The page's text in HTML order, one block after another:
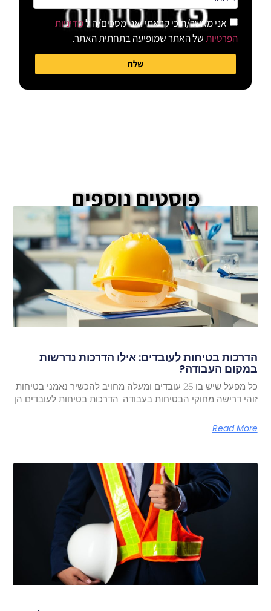
אני מאשר/ת כי קראתי ואני מסכים/ה למדיניות
הפרטיותשל האתר שמופיעה בתחתית האתר.
שלח
פוסטים נוספים
הדרכות בטיחות לעובדים: אילו הדרכות נדרשות
במקום העבודה?
כל מפעל שיש בו 25 עובדים ומעלה מחויב להכשיר נאמני בטיחות.
זוהי דרישה מחוקי הבטיחות בעבודה. הדרכות בטיחות לעובדים הן
Read More